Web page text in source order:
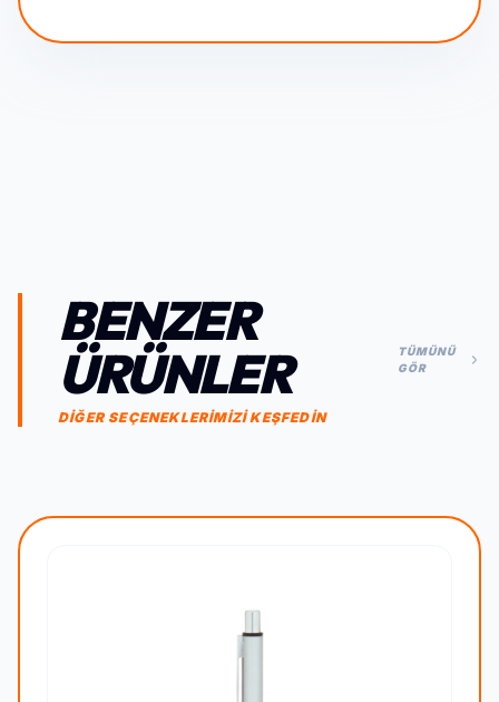
BENZER
ÜRÜNLER
DİĞER SEÇENEKLERİMİZİ KEŞFEDİN
TÜMÜNÜ
GÖR